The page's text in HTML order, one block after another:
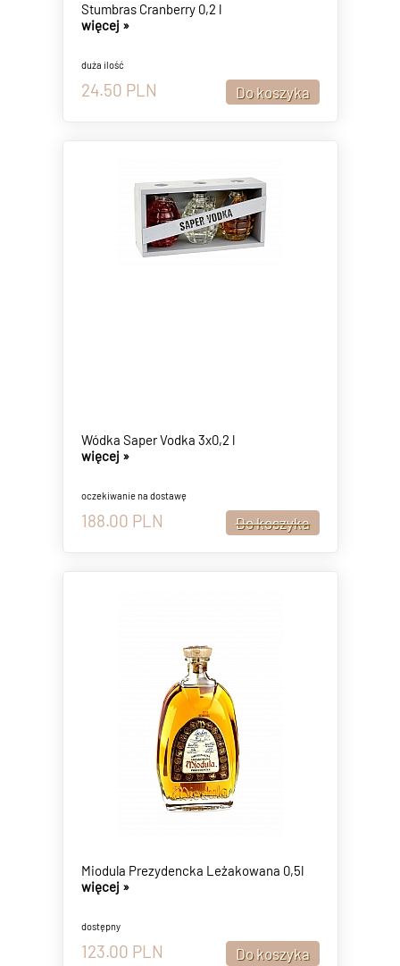
Stumbras Cranberry 0,2 l
więcej »
duża ilość
24.50 PLN
Wódka Saper Vodka 3x0,2 l
więcej »
oczekiwanie na dostawę
188.00 PLN
Miodula Prezydencka Leżakowana 0,5l
więcej »
dostępny
123.00 PLN